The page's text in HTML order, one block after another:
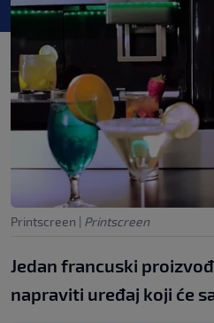
Printscreen | Printscreen
Jedan francuski
napraviti uređaj koji će